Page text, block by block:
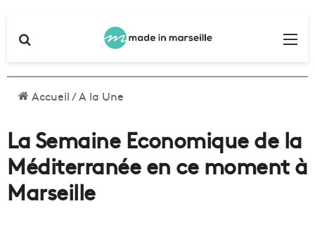
Accueil/A la Une
La Semaine Economique de la
Méditerranée en ce moment à
Marseille